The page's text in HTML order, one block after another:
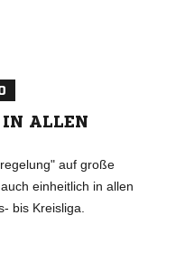
IN ALLEN
auf große
einheitlich in allen
bis Kreisliga.